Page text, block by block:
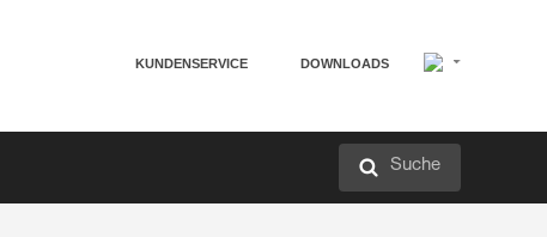
KUNDENSERVICE DOWNLOADS
Suche